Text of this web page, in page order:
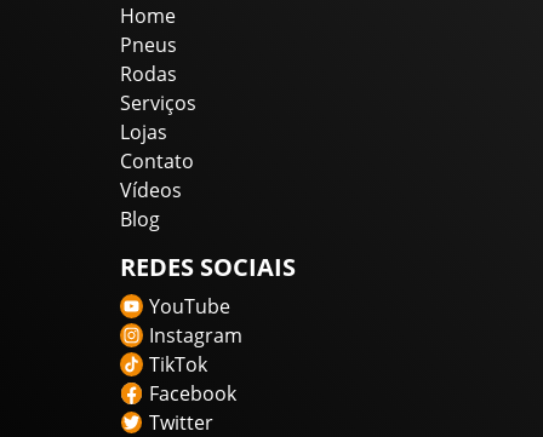
Home
Pneus
Rodas
Serviços
Lojas
Contato
Vídeos
Blog
REDES SOCIAIS
YouTube
Instagram
TikTok
Facebook
Twitter